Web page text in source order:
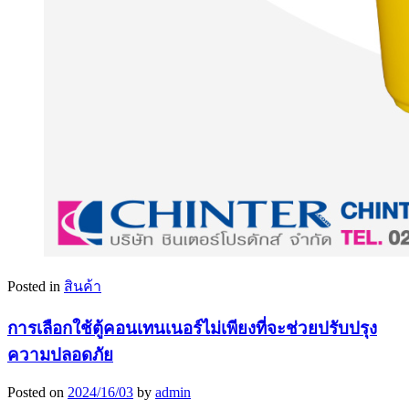
Posted in สินค้า
การเลือกใช้ตู้คอนเทนเนอร์ไม่เพียงที่จะช่วยปรับปรุง
ความปลอดภัย
Posted on 2024/16/03 by admin